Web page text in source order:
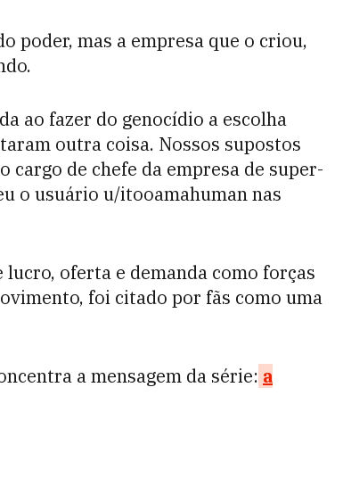
poder, mas a empresa que o criou,
ao fazer do genocídio a escolha
outra coisa. Nossos supostos
cargo de chefe da empresa de super-
o usuário u/itooamahuman nas
lucro, oferta e demanda como forças
foi citado por fãs como uma
a mensagem da série: a